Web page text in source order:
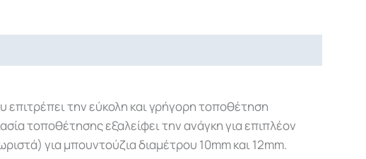
την εύκολη και γρήγορη τοποθέτηση
τοποθέτησης εξαλείφει την ανάγκη για επιπλέον
για μπουντούζια διαμέτρου 10mm και 12mm.